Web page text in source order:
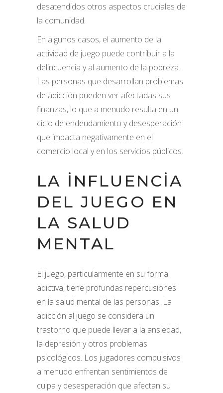
desatendidos otros aspectos cruciales de
la comunidad.
En algunos casos, el aumento de la
actividad de juego puede contribuir a la
delincuencia y al aumento de la pobreza.
Las personas que desarrollan problemas
de adicción pueden ver afectadas sus
finanzas, lo que a menudo resulta en un
ciclo de endeudamiento y desesperación
que impacta negativamente en el
comercio local y en los servicios públicos.
LA INFLUENCIA
DEL JUEGO EN
LA SALUD
MENTAL
El juego, particularmente en su forma
adictiva, tiene profundas repercusiones
en la salud mental de las personas. La
adicción al juego se considera un
trastorno que puede llevar a la ansiedad,
la depresión y otros problemas
psicológicos. Los jugadores compulsivos
a menudo enfrentan sentimientos de
culpa y desesperación que afectan su